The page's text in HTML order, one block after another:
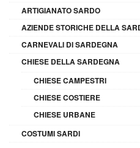
ARTIGIANATO SARDO
AZIENDE STORICHE DELLA
CARNEVALI DI SARDEGNA
CHIESE DELLA SARDEGNA
CHIESE CAMPESTRI
CHIESE COSTIERE
CHIESE URBANE
COSTUMI SARDI